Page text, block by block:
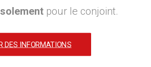
pour le conjoint.
DES INFORMATIONS